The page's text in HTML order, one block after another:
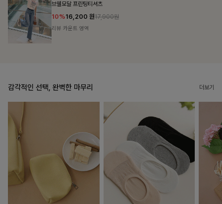
감각적인 선택, 완벽한 마무리 더보기